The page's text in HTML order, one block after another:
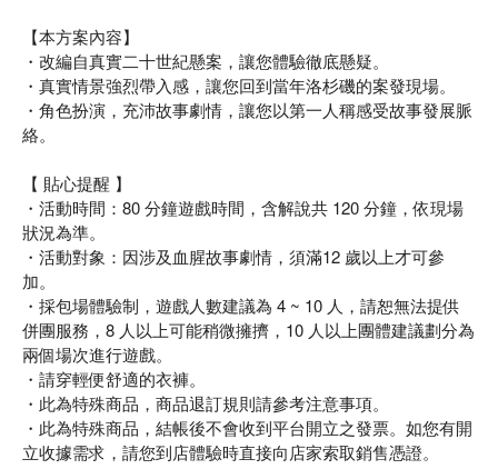
【本方案內容】
・改編自真實二十世紀懸案，讓您體驗徹底懸疑。
・真實情景強烈帶入感，讓您回到當年洛杉磯的案發現場。
・角色扮演，充沛故事劇情，讓您以第一人稱感受故事發展脈
絡。
【 貼心提醒 】
・活動時間：80 分鐘遊戲時間，含解說共 120 分鐘，依現場
狀況為準。
・活動對象：因涉及血腥故事劇情，須滿12 歲以上才可參
加。
・採包場體驗制，遊戲人數建議為 4 ~ 10 人，請恕無法提供
併團服務，8 人以上可能稍微擁擠，10 人以上團體建議劃分為
兩個場次進行遊戲。
・請穿輕便舒適的衣褲。
・此為特殊商品，商品退訂規則請參考注意事項。
・此為特殊商品，結帳後不會收到平台開立之發票。如您有開
立收據需求，請您到店體驗時直接向店家索取銷售憑證。